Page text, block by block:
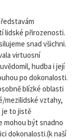
lidské přirozenosti.
snad všichni.
virtuosní
hudba i její
po dokonalosti.
blízké oblasti
mezilidské vztahy,
je to jistě
mohou být snadno
dokonalosti.(k naší